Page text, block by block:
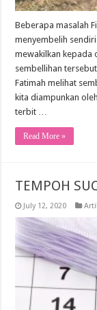
Beberapa masalah
menyembelih
mewakilkan kepada
sembellihan
Fatimah melihat
kita diampunkan
terbit …
Read More »
TEMPOH
July 12, 2020